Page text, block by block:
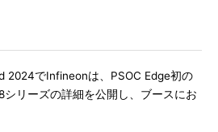
2024でInfineonは、PSOC Edge初の
シリーズの詳細を公開し、ブースにお